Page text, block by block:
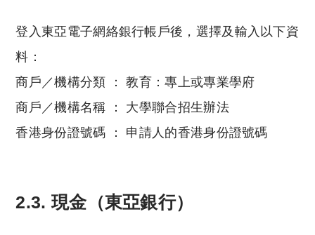
登入東亞電子網絡銀行帳戶後，選擇及輸入以下資
料：
商戶／機構分類 ： 教育：專上或專業學府
商戶／機構名稱 ： 大學聯合招生辦法
香港身份證號碼 ： 申請人的香港身份證號碼
2.3. 現金（東亞銀行）